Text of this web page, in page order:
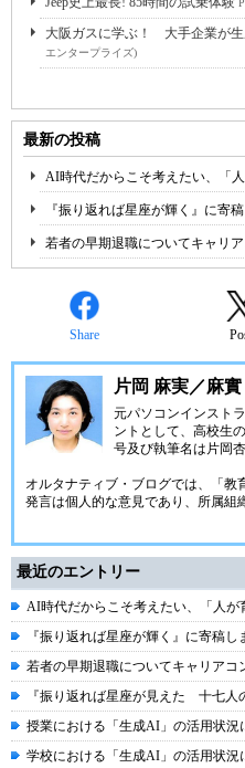
大阪ガスに学ぶ！ 大手企業が
エンタープライズ)
最新の投稿
AI時代だからこそ考えたい、「
『振り返れば星座が輝く』に寄
若者の早期退職についてキャリ
Share
片岡 麻実／麻實
元パソコンインスト
ントとして、高校生
号及び執筆名は片岡杏
オルタナティブ・ブログでは、「教
発言は個人的な意見であり、所属組
最近のエントリー
AI時代だからこそ考えたい、「人が
『振り返れば星座が輝く』に寄稿し
若者の早期退職についてキャリアコ
『振り返れば星座が見えた 十七人
授業における「生成AI」の活用状況
学校における「生成AI」の活用状況